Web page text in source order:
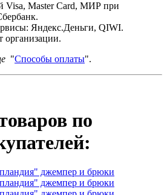
Visa, Master Card, МИР при
Яндекс.Деньги, QIWI.
организации.
"Способы оплаты".
по